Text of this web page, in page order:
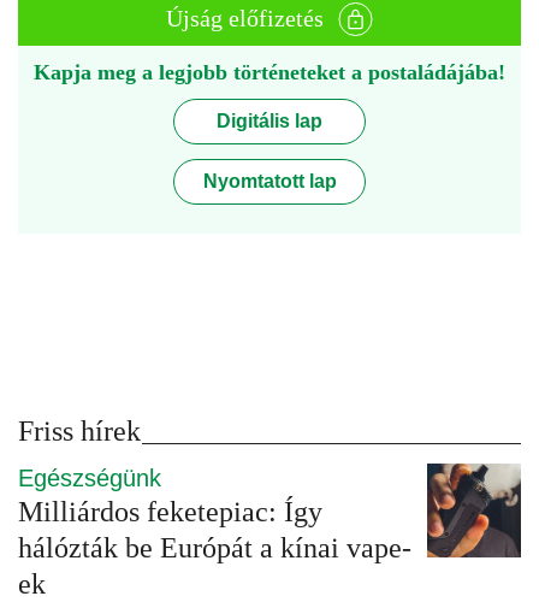
Újság előfizetés
Kapja meg a legjobb történeteket a postaládájába!
Digitális lap
Nyomtatott lap
Friss hírek
Egészségünk
Milliárdos feketepiac: Így
hálózták be Európát a kínai vape-
ek